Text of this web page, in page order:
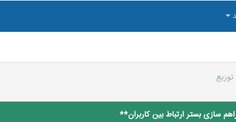
توزیع
سازی بستر ارتباط بین کاربران**